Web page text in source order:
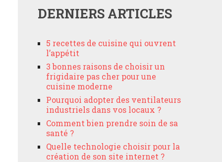
DERNIERS ARTICLES
5 recettes de cuisine qui ouvrent
l’appétit
3 bonnes raisons de choisir un
frigidaire pas cher pour une
cuisine moderne
Pourquoi adopter des ventilateurs
industriels dans vos locaux ?
Comment bien prendre soin de sa
santé ?
Quelle technologie choisir pour la
création de son site internet ?